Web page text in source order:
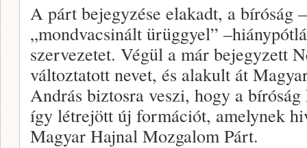
A párt bejegyzése elakadt, a bíróság
„mondvacsinált ürüggyel”
szervezetet. Végül a már bejegyzett
változtatott nevet, és alakult át
András biztosra veszi, hogy a
így létrejött új formációt, amelynek
Magyar Hajnal Mozgalom Párt.